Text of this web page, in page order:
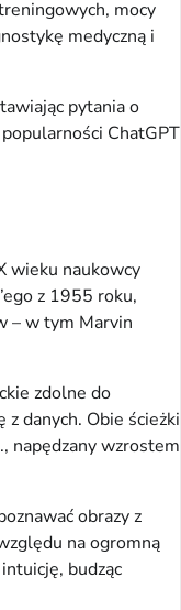
mocy
medyczną i
pytania o
ChatGPT
wieku naukowcy
z 1955 roku,
– w tym Marvin
zdolne do
danych. Obie ścieżki
napędzany wzrostem
obrazy z
na ogromną
budząc